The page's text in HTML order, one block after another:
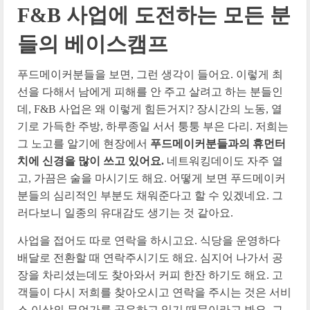
F&B 사업에 도전하는 모든 분
들의 베이스캠프
푸드메이커분들을 보면, 그런 생각이 들어요. 이렇게 최
선을 다해서 남에게 피해를 안 주고 살려고 하는 분들인
데, F&B 사업은 왜 이렇게 힘든거지? 장시간의 노동, 열
기로 가득한 주방, 하루종일 서서 퉁퉁 부은 다리. 저희는
그 노고를 알기에 현장에서 푸드메이커분들과의 휴먼터
치에 신경을 많이 쓰고 있어요. 네트워킹데이도 자주 열
고, 가끔은 술을 마시기도 해요. 어떻게 보면 푸드메이커
분들의 심리적인 부분도 채워준다고 할 수 있겠네요. 그
러다보니 일종의 유대감도 생기는 것 같아요.
사업을 접어도 따로 연락을 하시고요. 식당을 운영하다
배달로 전환할 때 연락주시기도 해요. 심지어 나가서 공
장을 차리셨는데도 찾아와서 커피 한잔 하기도 해요. 고
객들이 다시 저희를 찾아오시고 연락을 주시는 것은 서비